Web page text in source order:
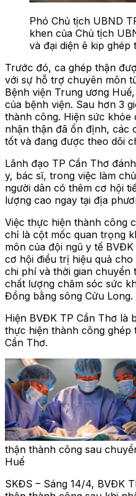
Phó Chủ tịch UBND
khen của Chủ tịch
và đại diện ê kip ghép
Trước đó, ca ghép thận
với sự hỗ trợ chuyên môn
Bệnh viện Trung ương
của bệnh viện. Sau hơn 3
thành công. Hiện sức khỏe
nhận thận đã ổn định, các
tốt và đang được theo dõi
Lãnh đạo TP Cần Thơ
y, bác sĩ, trong việc làm
người dân có thêm cơ hội
lượng cao ngay tại địa
Việc thực hiện thành công
chỉ là cột mốc quan trọng
môn của đội ngũ y tế
cơ hội điều trị hiệu quả cho
chi phí và thời gian chuyển
chất lượng chăm sóc sức
Đồng bằng sông Cửu Long.
Hiện BVĐK TP Cần Thơ là
thực hiện thành công ghép
Cần Thơ.
thận thành công sau
Huế
SKĐS – Sáng 14/4, BVĐK